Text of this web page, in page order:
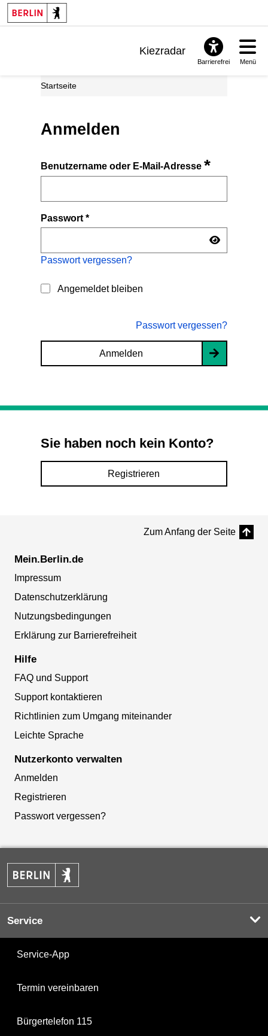
Kiezradar
Barrierefrei Menü
Startseite
Anmelden
Benutzername oder E-Mail-Adresse*
Passwort*
Passwort vergessen?
Angemeldet bleiben
Passwort vergessen?
Anmelden
Sie haben noch kein Konto?
Registrieren
Zum Anfang der Seite
Mein.Berlin.de
Impressum
Datenschutzerklärung
Nutzungsbedingungen
Erklärung zur Barrierefreiheit
Hilfe
FAQ und Support
Support kontaktieren
Richtlinien zum Umgang miteinander
Leichte Sprache
Nutzerkonto verwalten
Anmelden
Registrieren
Passwort vergessen?
Service
Service-App
Termin vereinbaren
Bürgertelefon 115